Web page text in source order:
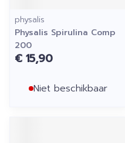
physalis
Physalis Spirulina Comp
200
€ 15,90
Niet beschikbaar